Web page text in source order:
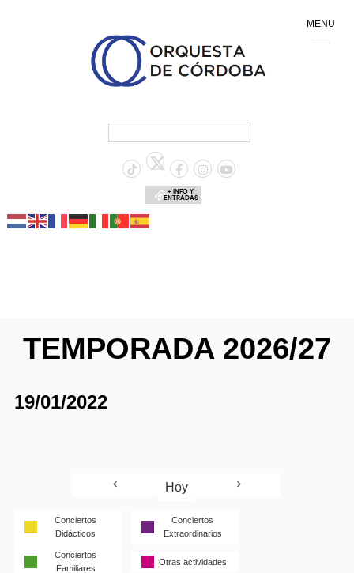
+ INFO Y
ENTRADAS
TEMPORADA 2026/27
19/01/2022
Hoy
Conciertos
Didácticos
Conciertos
Extraordinarios
Conciertos
Familiares
Otras actividades
MENU